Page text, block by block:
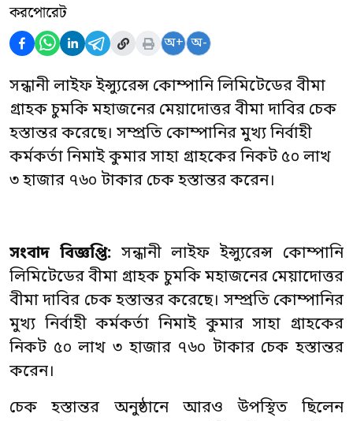
করপোরেট
অ+ অ-
সন্ধানী লাইফ ইন্স্যুরেন্স কোম্পানি লিমিটেডের বীমা
গ্রাহক চুমকি মহাজনের মেয়াদোত্তর বীমা দাবির চেক
হস্তান্তর করেছে। সম্প্রতি কোম্পানির মুখ্য নির্বাহী
কর্মকর্তা নিমাই কুমার সাহা গ্রাহকের নিকট ৫০ লাখ
৩ হাজার ৭৬০ টাকার চেক হস্তান্তর করেন।
সংবাদ বিজ্ঞপ্তি:সন্ধানী লাইফ ইন্স্যুরেন্স কোম্পানি
লিমিটেডের বীমা গ্রাহক চুমকি মহাজনের মেয়াদোত্তর
বীমা দাবির চেক হস্তান্তর করেছে। সম্প্রতি কোম্পানির
মুখ্য নির্বাহী কর্মকর্তা নিমাই কুমার সাহা গ্রাহকের
নিকট ৫০ লাখ ৩ হাজার ৭৬০ টাকার চেক হস্তান্তর
করেন।
চেক হস্তান্তর অনুষ্ঠানে আরও উপস্থিত ছিলেন